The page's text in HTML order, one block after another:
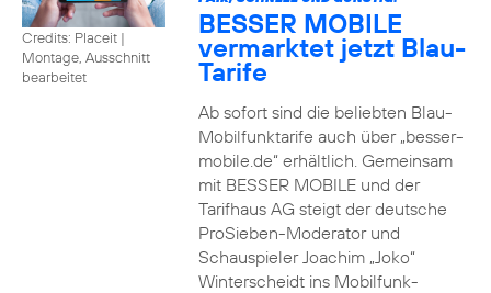
Credits: Placeit |
Montage, Ausschnitt
bearbeitet
BESSER MOBILE
vermarktet jetzt Blau-
Tarife
Ab sofort sind die beliebten Blau-
Mobilfunktarife auch über „besser-
mobile.de“ erhältlich. Gemeinsam
mit BESSER MOBILE und der
Tarifhaus AG steigt der deutsche
ProSieben-Moderator und
Schauspieler Joachim „Joko“
Winterscheidt ins Mobilfunk-